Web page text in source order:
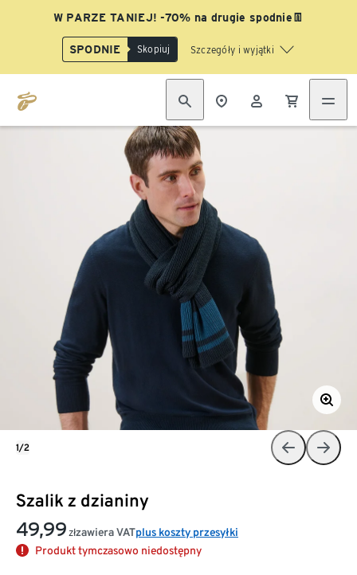
W PARZE TANIEJ! -70% na drugie spodnie👖
SPODNIE Skopiuj Szczegóły i wyjątki
Szalik z dzianiny
49,99 złzawiera VATplus koszty przesyłki
Produkt tymczasowo niedostępny
1/2